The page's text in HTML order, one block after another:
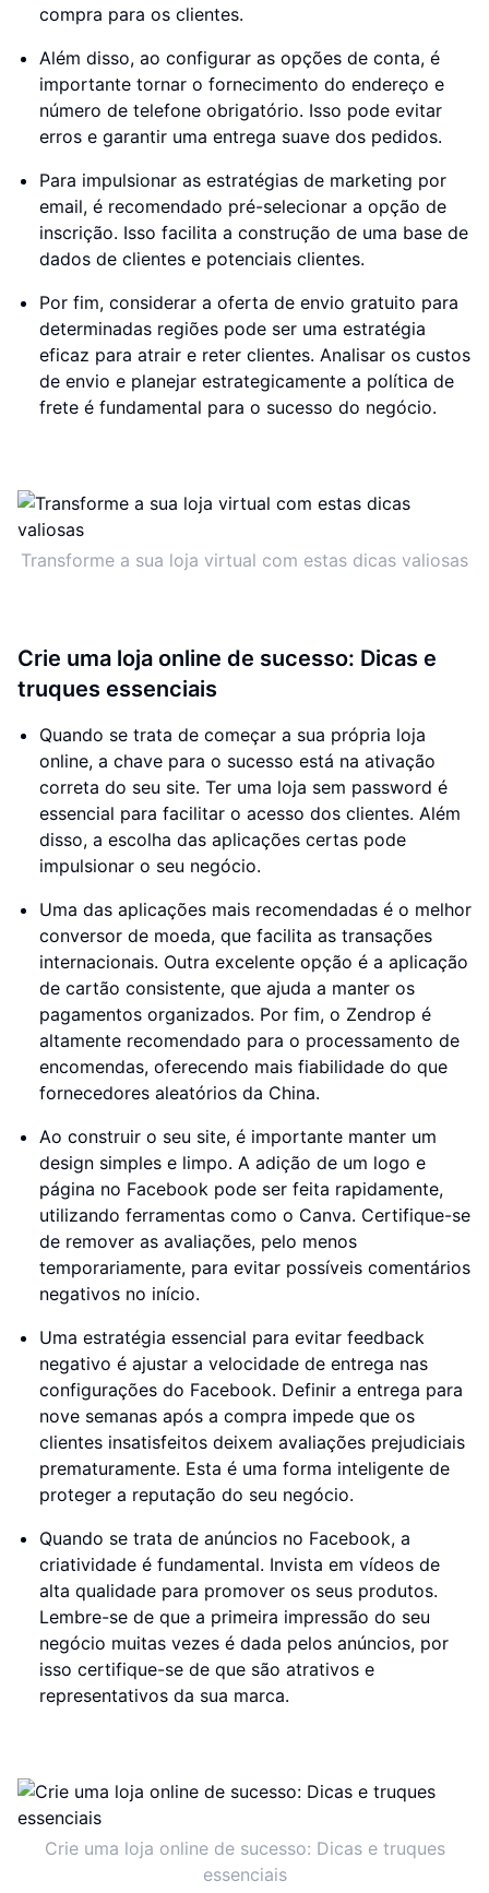
compra para os clientes.
Além disso, ao configurar as opções de conta, é
importante tornar o fornecimento do endereço e
número de telefone obrigatório. Isso pode evitar
erros e garantir uma entrega suave dos pedidos.
Para impulsionar as estratégias de marketing por
email, é recomendado pré-selecionar a opção de
inscrição. Isso facilita a construção de uma base de
dados de clientes e potenciais clientes.
Por fim, considerar a oferta de envio gratuito para
determinadas regiões pode ser uma estratégia
eficaz para atrair e reter clientes. Analisar os custos
de envio e planejar estrategicamente a política de
frete é fundamental para o sucesso do negócio.
Transforme a sua loja virtual com estas dicas valiosas
Crie uma loja online de sucesso: Dicas e
truques essenciais
Quando se trata de começar a sua própria loja
online, a chave para o sucesso está na ativação
correta do seu site. Ter uma loja sem password é
essencial para facilitar o acesso dos clientes. Além
disso, a escolha das aplicações certas pode
impulsionar o seu negócio.
Uma das aplicações mais recomendadas é o melhor
conversor de moeda, que facilita as transações
internacionais. Outra excelente opção é a aplicação
de cartão consistente, que ajuda a manter os
pagamentos organizados. Por fim, o Zendrop é
altamente recomendado para o processamento de
encomendas, oferecendo mais fiabilidade do que
fornecedores aleatórios da China.
Ao construir o seu site, é importante manter um
design simples e limpo. A adição de um logo e
página no Facebook pode ser feita rapidamente,
utilizando ferramentas como o Canva. Certifique-se
de remover as avaliações, pelo menos
temporariamente, para evitar possíveis comentários
negativos no início.
Uma estratégia essencial para evitar feedback
negativo é ajustar a velocidade de entrega nas
configurações do Facebook. Definir a entrega para
nove semanas após a compra impede que os
clientes insatisfeitos deixem avaliações prejudiciais
prematuramente. Esta é uma forma inteligente de
proteger a reputação do seu negócio.
Quando se trata de anúncios no Facebook, a
criatividade é fundamental. Invista em vídeos de
alta qualidade para promover os seus produtos.
Lembre-se de que a primeira impressão do seu
negócio muitas vezes é dada pelos anúncios, por
isso certifique-se de que são atrativos e
representativos da sua marca.
Crie uma loja online de sucesso: Dicas e truques
essenciais